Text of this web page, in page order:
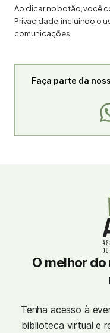
Ao clicar no botão, você
Privacidade, incluindo o
comunicações.
Faça parte da
O melhor
Tenha acesso à
biblioteca virtual e